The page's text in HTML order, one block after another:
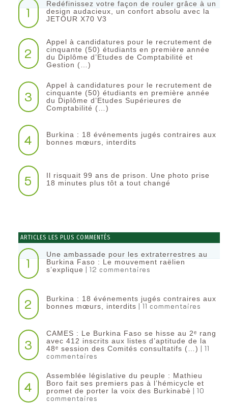
1
Redéfinissez votre façon de rouler grâce à un
design audacieux, un confort absolu avec la
JETOUR X70 V3
2
Appel à candidatures pour le recrutement de
cinquante (50) étudiants en première année
du Diplôme d’Etudes de Comptabilité et
Gestion (…)
3
Appel à candidatures pour le recrutement de
cinquante (50) étudiants en première année
du Diplôme d’Etudes Supérieures de
Comptabilité (…)
4
Burkina : 18 événements jugés contraires aux
bonnes mœurs, interdits
5
Il risquait 99 ans de prison. Une photo prise
18 minutes plus tôt a tout changé
ARTICLES LES PLUS COMMENTÉS
1
Une ambassade pour les extraterrestres au
Burkina Faso : Le mouvement raëlien
s’explique | 12 commentaires
2
Burkina : 18 événements jugés contraires aux
bonnes mœurs, interdits | 11 commentaires
3
CAMES : Le Burkina Faso se hisse au 2ᵉ rang
avec 412 inscrits aux listes d’aptitude de la
48ᵉ session des Comités consultatifs (…) | 11
commentaires
4
Assemblée législative du peuple : Mathieu
Boro fait ses premiers pas à l’hémicycle et
promet de porter la voix des Burkinabè | 10
commentaires